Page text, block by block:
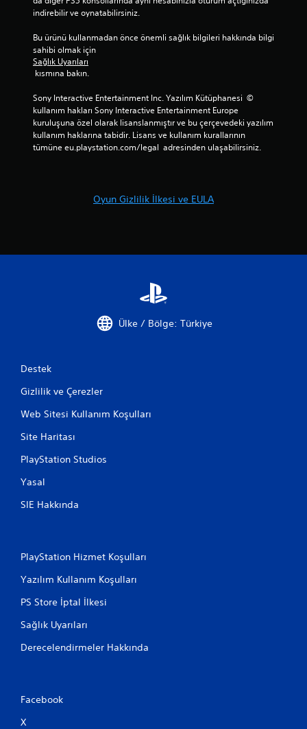
indirebilir ve oynatabilirsiniz.
Bu ürünü kullanmadan önce önemli sağlık bilgileri hakkında bilgi
sahibi olmak için
Sağlık Uyarıları
kısmına bakın.
Sony Interactive Entertainment Inc. Yazılım Kütüphanesi  ©
kullanım hakları Sony Interactive Entertainment Europe
kuruluşuna özel olarak lisanslanmıştır ve bu çerçevedeki yazılım
kullanım haklarına tabidir. Lisans ve kullanım kurallarının
tümüne eu.playstation.com/legal  adresinden ulaşabilirsiniz.
Oyun Gizlilik İlkesi ve EULA
Ülke / Bölge: Türkiye
Destek
Gizlilik ve Çerezler
Web Sitesi Kullanım Koşulları
Site Haritası
PlayStation Studios
Yasal
SIE Hakkında
PlayStation Hizmet Koşulları
Yazılım Kullanım Koşulları
PS Store İptal İlkesi
Sağlık Uyarıları
Derecelendirmeler Hakkında
Facebook
X